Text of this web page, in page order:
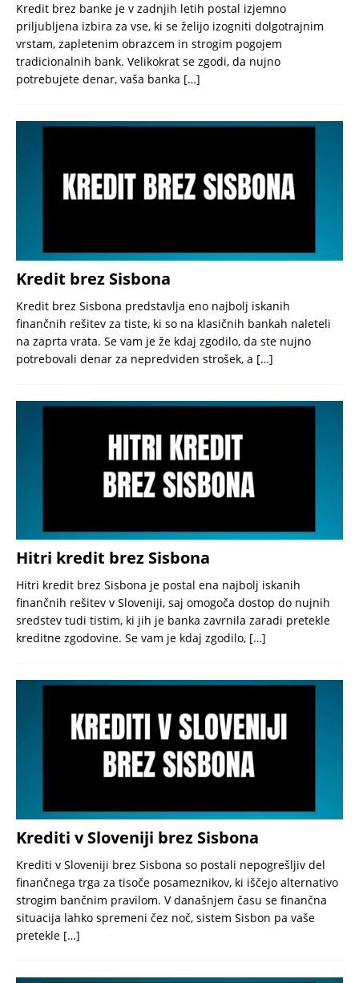
Kredit brez banke je v zadnjih letih postal izjemno
priljubljena izbira za vse, ki se želijo izogniti dolgotrajnim
vrstam, zapletenim obrazcem in strogim pogojem
tradicionalnih bank. Velikokrat se zgodi, da nujno
potrebujete denar, vaša banka […]
Kredit brez Sisbona
Kredit brez Sisbona predstavlja eno najbolj iskanih
finančnih rešitev za tiste, ki so na klasičnih bankah naleteli
na zaprta vrata. Se vam je že kdaj zgodilo, da ste nujno
potrebovali denar za nepredviden strošek, a […]
Hitri kredit brez Sisbona
Hitri kredit brez Sisbona je postal ena najbolj iskanih
finančnih rešitev v Sloveniji, saj omogoča dostop do nujnih
sredstev tudi tistim, ki jih je banka zavrnila zaradi pretekle
kreditne zgodovine. Se vam je kdaj zgodilo, […]
Krediti v Sloveniji brez Sisbona
Krediti v Sloveniji brez Sisbona so postali nepogrešljiv del
finančnega trga za tisoče posameznikov, ki iščejo alternativo
strogim bančnim pravilom. V današnjem času se finančna
situacija lahko spremeni čez noč, sistem Sisbon pa vaše
pretekle […]